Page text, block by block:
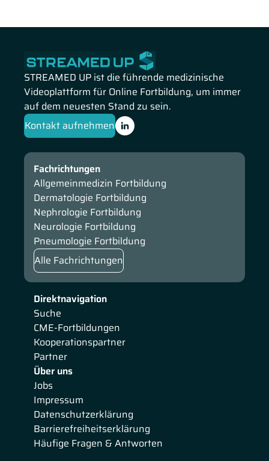
STREAMED UP ist die führende medizinische
Videoplattform für Online Fortbildung, um immer
auf dem neuesten Stand zu sein.
Kontakt aufnehmen
Direktnavigation
Suche
CME-Fortbildungen
Kooperationspartner
Partner
Über uns
Jobs
Impressum
Datenschutzerklärung
Barrierefreiheitserklärung
Häufige Fragen & Antworten
Fachrichtungen
Allgemeinmedizin Fortbildung
Dermatologie Fortbildung
Nephrologie Fortbildung
Neurologie Fortbildung
Pneumologie Fortbildung
Alle Fachrichtungen